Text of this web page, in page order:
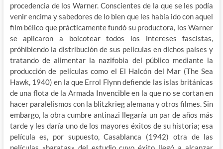
procedencia de los Warner. Conscientes de la que se les podía
venir encima y sabedores de lo bien que les había ido con aquel
film bélico que prácticamente fundó su productora, los Warner
se aplicaron a boicotear todos los intereses fascistas,
próhibiendo la distribución de sus películas en dichos países y
tratando de alimentar la nazifobia del público mediante la
producción de películas como el El Halcón del Mar (The Sea
Hawk, 1940) en la que Errol Flynn defiende las islas británicas
de una flota de la Armada Invencible en la que no se cortan en
hacer paralelismos con la blitzkrieg alemana y otros filmes. Sin
embargo, la obra cumbre antinazi llegaría un par de años más
tarde y les daría uno de los mayores éxitos de su historia; esa
película es, por supuesto, Casablanca (1942) otra de las